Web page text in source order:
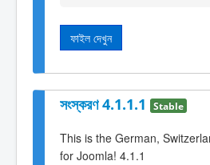
ফাইল দেখুন
সংস্করণ 4.1.1.1 Stable
This is the German,
for Joomla! 4.1.1